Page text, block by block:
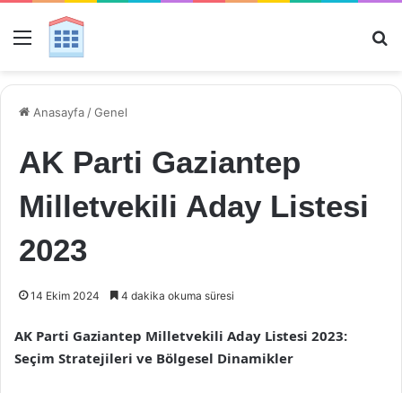
Menü
Anasayfa /Genel
AK Parti Gaziantep
Milletvekili Aday Listesi
2023
14 Ekim 2024 4 dakika okuma süresi
AK Parti Gaziantep Milletvekili Aday Listesi 2023:
Seçim Stratejileri ve Bölgesel Dinamikler